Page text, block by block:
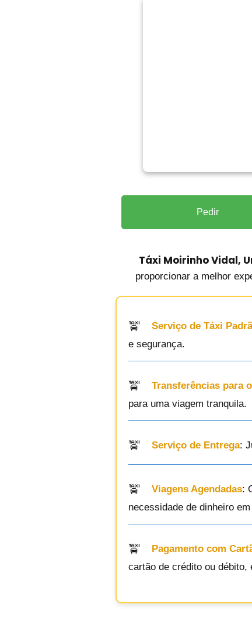
Pedir
Táxi Moirinho Vidal,
proporcionar a melhor
Serviço de Táxi
e segurança.
Transferências para
para uma viagem tranquila.
Serviço de Entrega:
Viagens Agendadas:
necessidade de dinheiro
Pagamento com
cartão de crédito ou débito,